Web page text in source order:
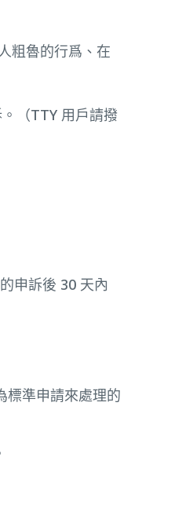
粗魯的行爲、在
（TTY 用戶請撥
申訴後 30 天內
標準申請來處理的